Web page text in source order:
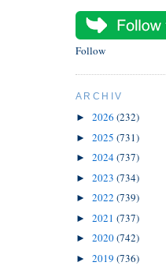
Follow
ARCHIV
► 2026 (232)
► 2025 (731)
► 2024(737)
► 2023 (734)
► 2022 (739)
► 2021 (737)
► 2020(742)
► 2019 (736)